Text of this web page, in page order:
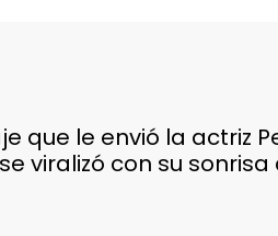
que le envió la actriz
viralizó con su